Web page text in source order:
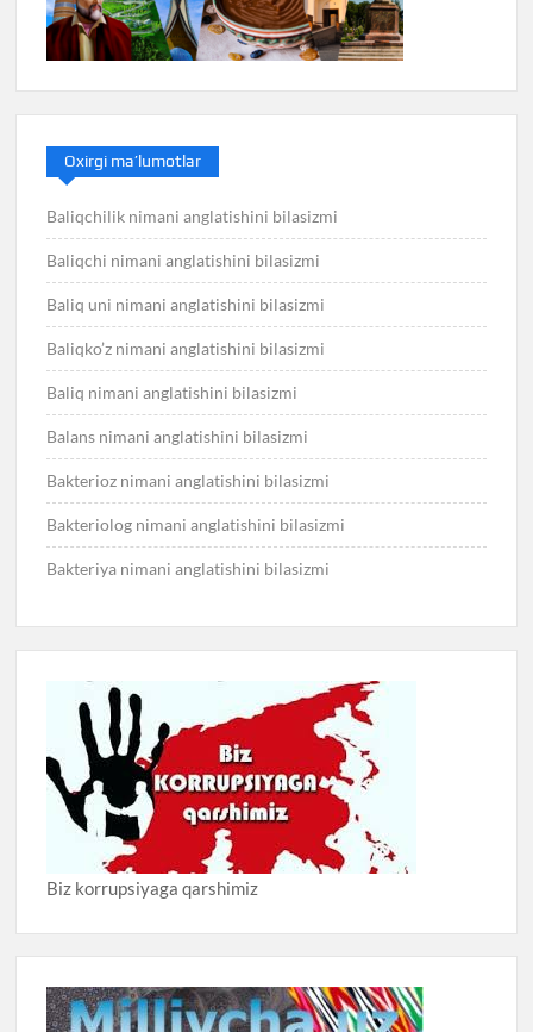
Oxirgi ma’lumotlar
Baliqchilik nimani anglatishini bilasizmi
Baliqchi nimani anglatishini bilasizmi
Baliq uni nimani anglatishini bilasizmi
Baliqko’z nimani anglatishini bilasizmi
Baliq nimani anglatishini bilasizmi
Balans nimani anglatishini bilasizmi
Bakterioz nimani anglatishini bilasizmi
Bakteriolog nimani anglatishini bilasizmi
Bakteriya nimani anglatishini bilasizmi
Biz korrupsiyaga qarshimiz